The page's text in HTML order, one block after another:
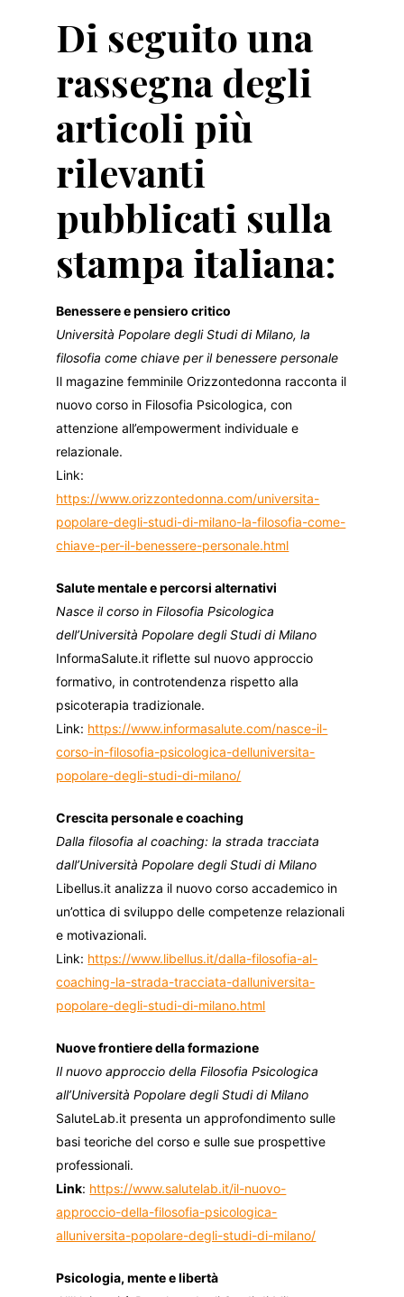
Di seguito una
rassegna degli
articoli più
rilevanti
pubblicati sulla
stampa italiana:
Benessere e pensiero critico
Università Popolare degli Studi di Milano, la
filosofia come chiave per il benessere personale
Il magazine femminile Orizzontedonna racconta il
nuovo corso in Filosofia Psicologica, con
attenzione all’empowerment individuale e
relazionale.
Link:
https://www.orizzontedonna.com/universita-
popolare-degli-studi-di-milano-la-filosofia-come-
chiave-per-il-benessere-personale.html
Salute mentale e percorsi alternativi
Nasce il corso in Filosofia Psicologica
dell’Università Popolare degli Studi di Milano
InformaSalute.it riflette sul nuovo approccio
formativo, in controtendenza rispetto alla
psicoterapia tradizionale.
Link: https://www.informasalute.com/nasce-il-
corso-in-filosofia-psicologica-delluniversita-
popolare-degli-studi-di-milano/
Crescita personale e coaching
Dalla filosofia al coaching: la strada tracciata
dall’Università Popolare degli Studi di Milano
Libellus.it analizza il nuovo corso accademico in
un’ottica di sviluppo delle competenze relazionali
e motivazionali.
Link: https://www.libellus.it/dalla-filosofia-al-
coaching-la-strada-tracciata-dalluniversita-
popolare-degli-studi-di-milano.html
Nuove frontiere della formazione
Il nuovo approccio della Filosofia Psicologica
all’Università Popolare degli Studi di Milano
SaluteLab.it presenta un approfondimento sulle
basi teoriche del corso e sulle sue prospettive
professionali.
Link: https://www.salutelab.it/il-nuovo-
approccio-della-filosofia-psicologica-
alluniversita-popolare-degli-studi-di-milano/
Psicologia, mente e libertà